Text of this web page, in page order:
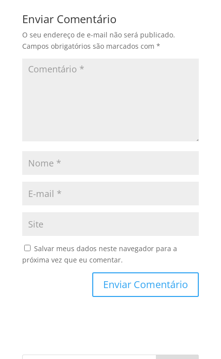
Enviar Comentário
O seu endereço de e-mail não será publicado.
Campos obrigatórios são marcados com *
Salvar meus dados neste navegador para a
próxima vez que eu comentar.